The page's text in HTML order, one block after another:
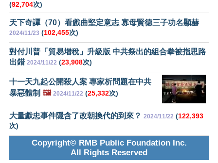
(92,704次)
天下奇譚（70）看戲曲堅定意志 寡母賢德三子功名顯赫
2024/11/23 (102,455次)
對付川普「貿易增稅」升級版 中共祭出的組合拳被指思路
出錯 2024/11/22 (23,908次)
十一天九起公開殺人案 專家析問題在中共
暴惡體制 🖼️ 2024/11/22 (25,332次)
大量獻忠事件隱含了改朝換代的到來？ 2024/11/22 (122,393
次)
Copyright© RMB Public Foundation Inc.
All Rights Reserved